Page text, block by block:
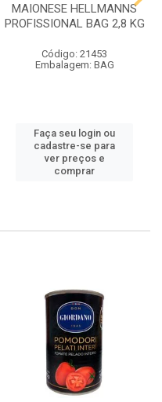
MAIONESE HELLMANNS
PROFISSIONAL BAG 2,8 KG
Código: 21453
Embalagem: BAG
Faça seu login ou
cadastre-se para
ver preços e
comprar